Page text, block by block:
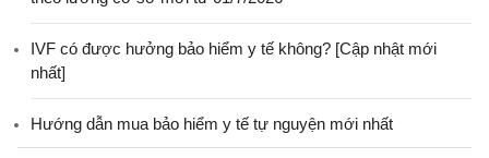
IVF có được hưởng bảo hiểm y tế không? [Cập nhật mới
nhất]
Hướng dẫn mua bảo hiểm y tế tự nguyện mới nhất